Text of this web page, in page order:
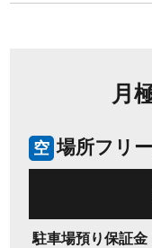
月
空 場所フリ
駐車場預り保証金